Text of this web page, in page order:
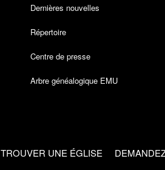
Dernières nouvelles
Répertoire
Centre de presse
Arbre généalogique EMU
TROUVER UNE ÉGLISE